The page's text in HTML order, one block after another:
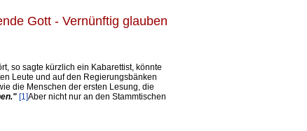
Gott - Vernünftig glauben
so sagte kürzlich ein Kabarettist, könnte
Leute und auf den Regierungsbänken
die Menschen der ersten Lesung, die
[1]Aber nicht nur an den Stammtischen